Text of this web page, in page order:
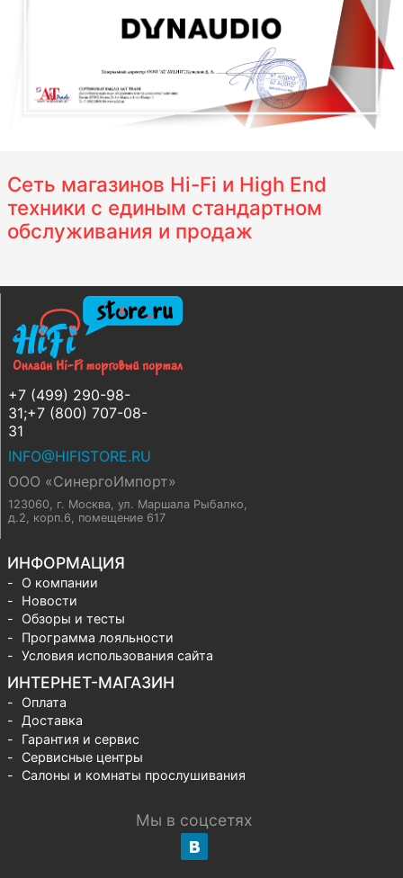
Сеть магазинов Hi-Fi и High End
техники с единым стандартном
обслуживания и продаж
+7 (499) 290-98-
31;+7 (800) 707-08-
31
INFO@HIFISTORE.RU
ООО «СинергоИмпорт»
123060, г. Москва ул. Маршала Рыбалко,
д.2, корп.6, помещение 617
ИНФОРМАЦИЯ
О компании
Новости
Обзоры и тесты
Программа лояльности
Условия использования сайта
ИНТЕРНЕТ-МАГАЗИН
Оплата
Доставка
Гарантия и сервис
Сервисные центры
Салоны и комнаты прослушивания
Мы в соцсетях